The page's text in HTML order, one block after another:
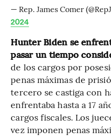
— Rep. James Comer
2024
Hunter Biden se
pasar un tiempo
de los cargos por
penas máximas de
tercero se castiga con
enfrentaba hasta a 17
cargos fiscales. Los
vez imponen penas